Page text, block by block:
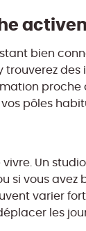
bien
des
pôles
Un
si vous avez
varier
les